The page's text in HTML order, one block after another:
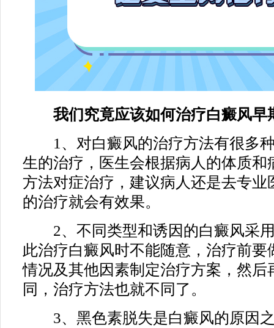
我们究竟应该如何治疗白癜风早
1、对白癜风的治疗方法有很多种
生的治疗，医生会根据病人的体质和
方法对症治疗，建议病人还是去专业
的治疗就会有效果。
2、不同类型和诱因的白癜风采用
此治疗白癜风时不能随意，治疗前要
情况及其他因素制定治疗方案，然后
同，治疗方法也就不同了。
3、黑色素脱失是白癜风的原因之